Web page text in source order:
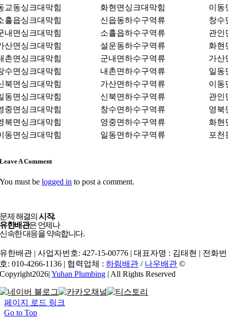
교동싱크대막힘 화현면싱크대막힘
이동
흘읍싱크대막힘
신읍동하수구역류
창수
내면싱크대막힘
소흘읍하수구역류
관인
산면싱크대막힘
설운동하수구역류
화현
촌면싱크대막힘
군내면하수구역류
가산
수면싱크대막힘
내촌면하수구역류
일동
북면싱크대막힘
가산면하수구역류
이동
동면싱크대막힘
신북면하수구역류
관인
중면싱크대막힘
창수면하수구역류
영북
북면싱크대막힘
영중면하수구역류
화현
동면싱크대막힘
일동면하수구역류 포천
Leave A Comment
You must belogged in to post a comment.
문제 해결의시작.
유한배관은 언제나
신속한 대응을 약속합니다.
유한배관 | 사업자번호: 427-15-00776 | 대표자명 : 김태현 | 전화번
호: 010-4266-1136 | 협력업체 :하림배관 / 나우배관 ©
Copyright2026|Yuhan Plumbing | All Rights Reserved
페이지 로드 링크
Go to Top